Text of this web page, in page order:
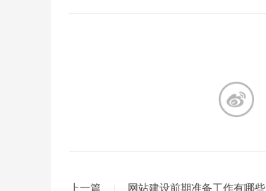
上一篇
网站建设前期准备工作有哪些